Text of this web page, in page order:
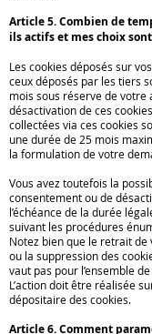
Article 5. Combien de
ils actifs et mes choix
Les cookies déposés sur
ceux déposés par les tiers
mois sous réserve de votre
désactivation de ces
collectées via ces cookies
une durée de 25 mois
la formulation de votre
Vous avez toutefois la
consentement ou de
l’échéance de la durée
suivant les procédures
Notez bien que le retrait
ou la suppression des
vaut pas pour l’ensemble
L’action doit être réalisée
dépositaire des cookies.
Article 6. Comment